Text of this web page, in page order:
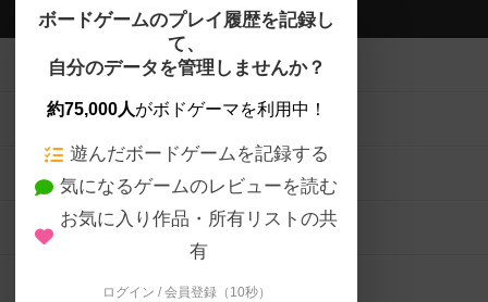
ボードゲームのプレイ履歴を記録し
て、
自分のデータを管理しませんか？
約75,000人がボドゲーマを利用中！
遊んだボードゲームを記録する
気になるゲームのレビューを読む
お気に入り作品・所有リストの共
有
ログイン / 会員登録（10秒）
ボドゲーマTOP
ボードゲームを検索する
ボードゲームの新着レビュー
ボードゲーム会情報
メカニクス特集
掲示板・トピックス